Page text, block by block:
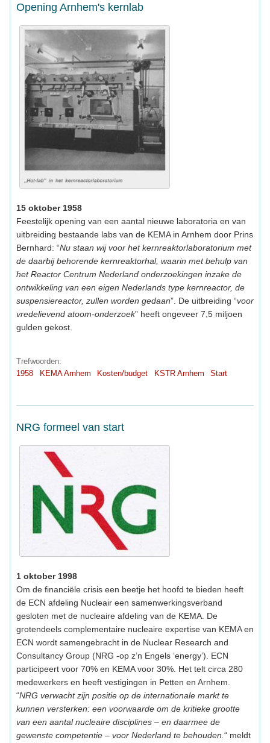
Opening Arnhem's kernlab
15 oktober 1958
Feestelijk opening van een aantal nieuwe laboratoria en van
uitbreiding bestaande labs van de KEMA in Arnhem door Prins
Bernhard: “Nu staan wij voor het kernreaktorlaboratorium met
de daarbij behorende kernreaktorhal, waarin met behulp van
het Reactor Centrum Nederland onderzoekingen inzake de
ontwikkeling van een eigen Nederlands type kernreactor, de
suspensiereactor, zullen worden gedaan”. De uitbreiding “voor
vredelievend atoom-onderzoek” heeft ongeveer 7,5 miljoen
gulden gekost.
Trefwoorden:
1958
KEMA Arnhem Kosten/budget KSTR Arnhem Start
NRG formeel van start
1 oktober 1998
Om de financiële crisis een beetje het hoofd te bieden heeft
de ECN afdeling Nucleair een samenwerkingsverband
gesloten met de nucleaire afdeling van de KEMA. De
grotendeels complementaire nucleaire expertise van KEMA en
ECN wordt samengebracht in de Nuclear Research and
Consultancy Group (NRG -op z’n Engels ‘energy’). ECN
participeert voor 70% en KEMA voor 30%. Het telt circa 280
medewerkers en heeft vestigingen in Petten en Arnhem.
“NRG verwacht zijn positie op de internationale markt te
kunnen versterken: een voorwaarde om de kritieke grootte
van een aantal nucleaire disciplines – en daarmee de
gewenste competentie – voor Nederland te behouden.“ meldt